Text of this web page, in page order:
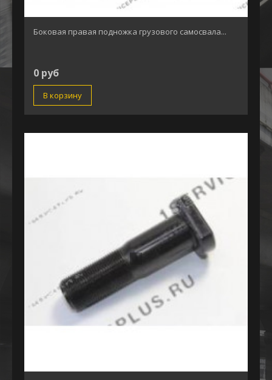
Боковая правая подножка грузового самосвала...
0 руб
В корзину